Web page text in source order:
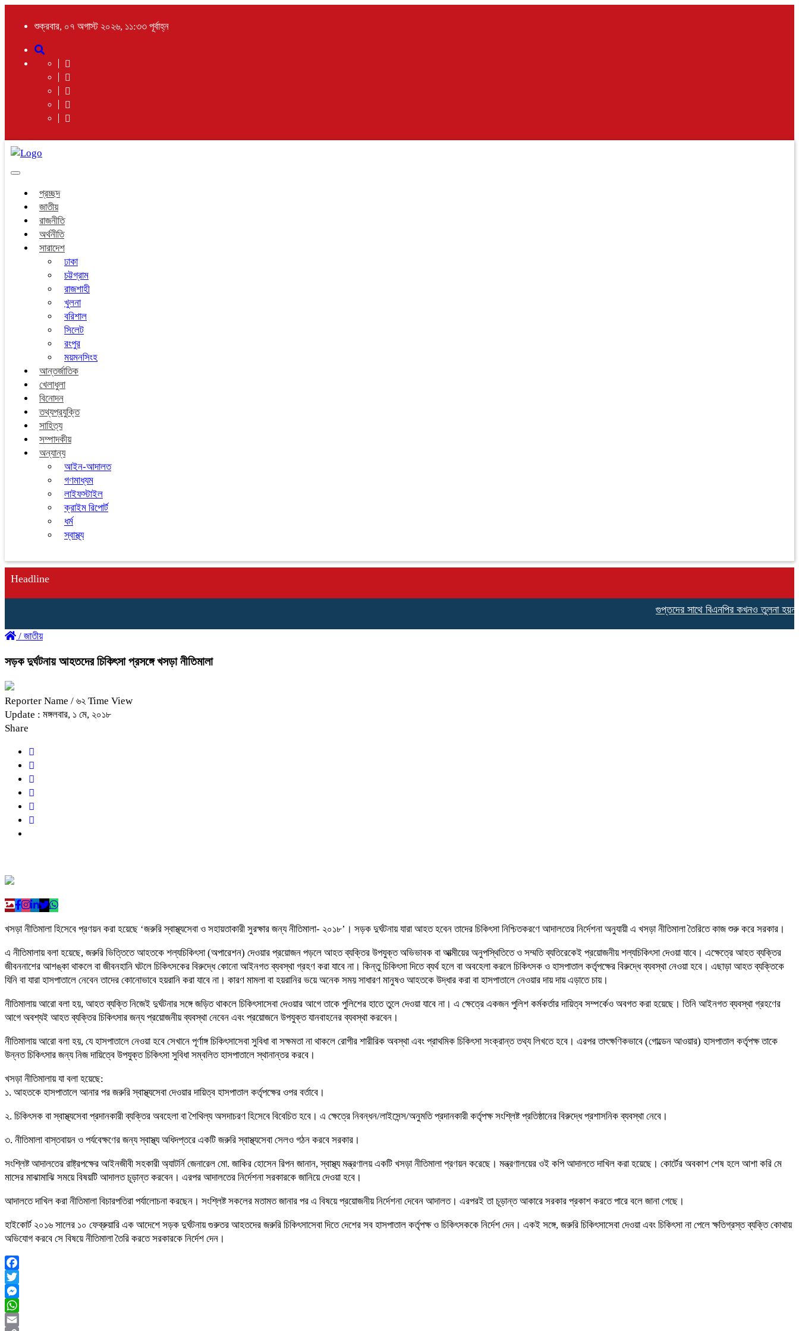
শুক্রবার, ০৭ অগাস্ট ২০২৬, ১১:৩৩ পূর্বাহ্ন
Toggle
প্রচ্ছদ
জাতীয়
রাজনীতি
অর্থনীতি
সারাদেশ
ঢাকা
চট্টগ্রাম
রাজশাহী
খুলনা
বরিশাল
সিলেট
রংপুর
ময়মনসিংহ
আন্তর্জাতিক
খেলাধুলা
বিনোদন
তথ্যপ্রযুক্তি
সাহিত্য
সম্পাদকীয়
অন্যান্য
আইন-আদালত
গণমাধ্যম
লাইফস্টাইল
ক্রাইম রিপোর্ট
ধর্ম
স্বাস্থ্য
Headline
গুপ্তদের সাথে বিএনপির কখনও তুলনা
/ জাতীয়
সড়ক দুর্ঘটনায় আহতদের চিকিৎসা প্রসঙ্গে খসড়া নীতিমালা
Reporter Name / ৬২ Time View
Update : মঙ্গলবার, ১ মে, ২০১৮
Share
খসড়া নীতিমালা হিসেবে প্রণয়ন করা হয়েছে ‘জরুরি স্বাস্থ্যসেবা ও সহায়তাকারী সুরক্ষার জন্য নীতিমালা- ২০১৮’। সড়ক দুর্ঘটনায় যারা আহত হবেন তাদের চিকিৎসা নিশ্চিতকরণে আদালতের নির্দেশনা অনুযায়ী এ খসড়া নীতিমালা তৈরিতে কাজ শুরু করে সরকার।
এ নীতিমালায় বলা হয়েছে, জরুরি ভিত্তিতে আহতকে শল্যচিকিৎসা (অপারেশন) দেওয়ার প্রয়োজন পড়লে আহত ব্যক্তির উপযুক্ত অভিভাবক বা আত্মীয়ের অনুপস্থিতিতে ও সম্মতি ব্যতিরেকেই প্রয়োজনীয় শল্যচিকিৎসা দেওয়া যাবে। এক্ষেত্রে আহত ব্যক্তির
জীবননাশের আশঙ্কা থাকলে বা জীবনহানি ঘটলে চিকিৎসকের বিরুদ্ধে কোনো আইনগত ব্যবস্থা গ্রহণ করা যাবে না। কিন্তু চিকিৎসা দিতে ব্যর্থ হলে বা অবহেলা করলে চিকিৎসক ও হাসপাতাল কর্তৃপক্ষের বিরুদ্ধে ব্যবস্থা নেওয়া হবে। এছাড়া আহত ব্যক্তিকে
যিনি বা যারা হাসপাতালে নেবেন তাদের কোনোভাবে হয়রানি করা যাবে না। কারণ মামলা বা হয়রানির ভয়ে অনেক সময় সাধারণ মানুষও আহতকে উদ্ধার করা বা হাসপাতালে নেওয়ার দায় দায় এড়াতে চায়।
নীতিমালায় আরো বলা হয়, আহত ব্যক্তি নিজেই দুর্ঘটনার সঙ্গে জড়িত থাকলে চিকিৎসাসেবা দেওয়ার আগে তাকে পুলিশের হাতে তুলে দেওয়া যাবে না। এ ক্ষেত্রে একজন পুলিশ কর্মকর্তার দায়িত্ব সম্পর্কেও অবগত করা হয়েছে। তিনি আইনগত ব্যবস্থা গ্রহণের
আগে অবশ্যই আহত ব্যক্তির চিকিৎসার জন্য প্রয়োজনীয় ব্যবস্থা নেবেন এবং প্রয়োজনে উপযুক্ত যানবাহনের ব্যবস্থা করবেন।
নীতিমালায় আরো বলা হয়, যে হাসপাতালে নেওয়া হবে সেখানে পূর্ণাঙ্গ চিকিৎসাসেবা সুবিধা বা সক্ষমতা না থাকলে রোগীর শারীরিক অবস্থা এবং প্রাথমিক চিকিৎসা সংক্রান্ত তথ্য লিখতে হবে। এরপর তাৎক্ষণিকভাবে (গোল্ডেন আওয়ার) হাসপাতাল কর্তৃপক্ষ তাকে
উন্নত চিকিৎসার জন্য নিজ দায়িত্বে উপযুক্ত চিকিৎসা সুবিধা সম্বলিত হাসপাতালে স্থানান্তর করবে।
খসড়া নীতিমালায় যা বলা হয়েছে:
১. আহতকে হাসপাতালে আনার পর জরুরি স্বাস্থ্যসেবা দেওয়ার দায়িত্ব হাসপাতাল কর্তৃপক্ষের ওপর বর্তাবে।
২. চিকিৎসক বা স্বাস্থ্যসেবা প্রদানকারী ব্যক্তির অবহেলা বা শৈথিল্য অসদাচরণ হিসেবে বিবেচিত হবে। এ ক্ষেত্রে নিবন্ধন/লাইসেন্স/অনুমতি প্রদানকারী কর্তৃপক্ষ সংশ্লিষ্ট প্রতিষ্ঠানের বিরুদ্ধে প্রশাসনিক ব্যবস্থা নেবে।
৩. নীতিমালা বাস্তবায়ন ও পর্যবেক্ষণের জন্য স্বাস্থ্য অধিদপ্তরে একটি জরুরি স্বাস্থ্যসেবা সেলও গঠন করবে সরকার।
সংশ্লিষ্ট আদালতের রাষ্ট্রপক্ষের আইনজীবী সহকারী অ্যাটর্নি জেনারেল মো. জাকির হোসেন রিপন জানান, স্বাস্থ্য মন্ত্রণালয় একটি খসড়া নীতিমালা প্রণয়ন করেছে। মন্ত্রণালয়ের ওই কপি আদালতে দাখিল করা হয়েছে। কোর্টের অবকাশ শেষ হলে আশা করি মে
মাসের মাঝামাঝি সময়ে বিষয়টি আদালত চূড়ান্ত করবেন। এরপর আদালতের নির্দেশনা সরকারকে জানিয়ে দেওয়া হবে।
আদালতে দাখিল করা নীতিমালা বিচারপতিরা পর্যালোচনা করছেন। সংশ্লিষ্ট সকলের মতামত জানার পর এ বিষয়ে প্রয়োজনীয় নির্দেশনা দেবেন আদালত। এরপরই তা চূড়ান্ত আকারে সরকার প্রকাশ করতে পারে বলে জানা গেছে।
হাইকোর্ট ২০১৬ সালের ১০ ফেব্রুয়ারি এক আদেশে সড়ক দুর্ঘটনায় গুরুতর আহতদের জরুরি চিকিৎসাসেবা দিতে দেশের সব হাসপাতাল কর্তৃপক্ষ ও চিকিৎসককে নির্দেশ দেন। একই সঙ্গে, জরুরি চিকিৎসাসেবা দেওয়া এবং চিকিৎসা না পেলে ক্ষতিগ্রস্ত ব্যক্তি কোথায়
অভিযোগ করবে সে বিষয়ে নীতিমালা তৈরি করতে সরকারকে নির্দেশ দেন।
Facebook
Twitter
Messenger
WhatsApp